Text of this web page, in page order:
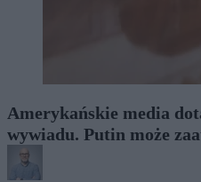
Amerykańskie media
wywiadu. Putin może